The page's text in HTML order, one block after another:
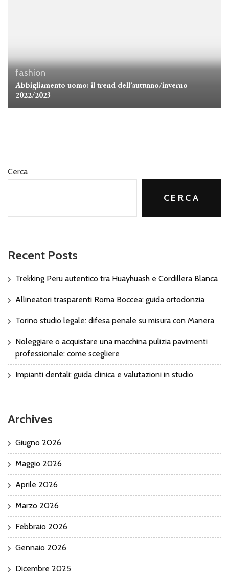
fashion
Abbigliamento uomo: il trend dell’autunno/inverno
2022/2023
Cerca
CERCA
Recent Posts
Trekking Peru autentico tra Huayhuash e Cordillera Blanca
Allineatori trasparenti Roma Boccea: guida ortodonzia
Torino studio legale: difesa penale su misura con Manera
Noleggiare o acquistare una macchina pulizia pavimenti
professionale: come scegliere
Impianti dentali: guida clinica e valutazioni in studio
Archives
Giugno 2026
Maggio 2026
Aprile 2026
Marzo 2026
Febbraio 2026
Gennaio 2026
Dicembre 2025